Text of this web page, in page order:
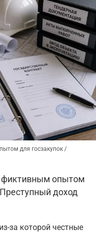
для госзакупок /
фиктивным опытом
доход
за которой честные